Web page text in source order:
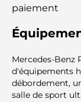
paiement
Mercedes-Benz
d'équipements
débordement,
salle de sport